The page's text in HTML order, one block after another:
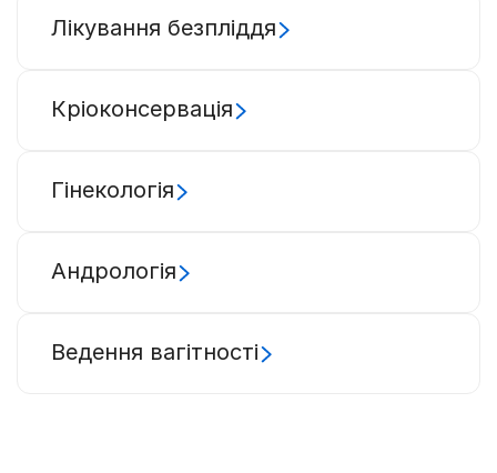
Лікування безпліддя
Кріоконсервація
Гінекологія
Андрологія
Ведення вагітності